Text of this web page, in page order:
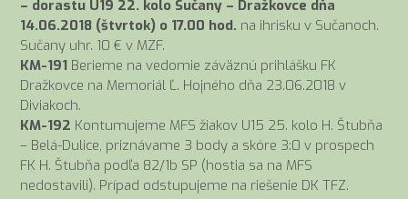
– dorastu U19 22. kolo Sučany – Dražkovce dňa
14.06.2018 (štvrtok) o 17.00 hod. na ihrisku v Sučanoch.
Sučany uhr. 10 € v MZF.
KM-191 Berieme na vedomie záväznú prihlášku FK
Dražkovce na Memoriál Ľ. Hojného dňa 23.06.2018 v
Diviakoch.
KM-192 Kontumujeme MFS žiakov U15 25. kolo H. Štubňa
– Belá-Dulice, priznávame 3 body a skóre 3:0 v prospech
FK H. Štubňa podľa 82/1b SP (hostia sa na MFS
nedostavili). Prípad odstupujeme na riešenie DK TFZ.